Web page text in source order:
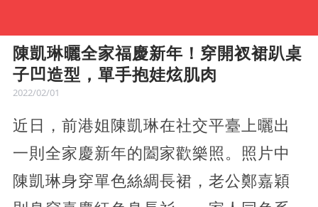
陳凱琳曬全家福慶新年！穿開衩裙趴桌
子凹造型，單手抱娃炫肌肉
2022/02/01
近日，前港姐陳凱琳在社交平臺上曬出
一則全家慶新年的闔家歡樂照。照片中
陳凱琳身穿單色絲綢長裙，老公鄭嘉穎